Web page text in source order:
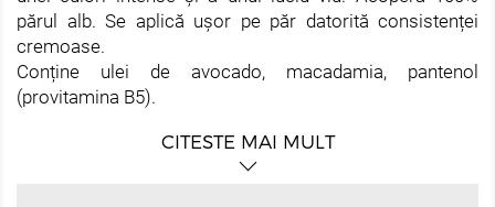
părul alb. Se aplică ușor pe păr datorită consistenței
cremoase.
Conține ulei de avocado, macadamia, pantenol
(prоvitamina B5).
• Aplicare uşoară datorită consistenţei elastice
CITESTE MAI MULT